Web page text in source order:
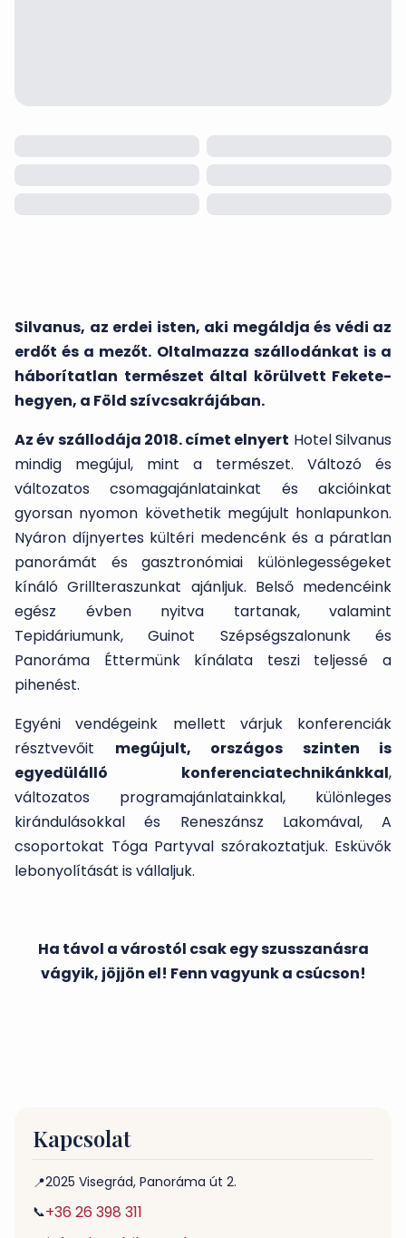
Silvanus, az erdei isten, aki megáldja és védi az
erdőt és a mezőt. Oltalmazza szállodánkat is a
háborítatlan természet által körülvett Fekete-
hegyen, a Föld szívcsakrájában.
Az év szállodája 2018. címet elnyert Hotel Silvanus
mindig megújul, mint a természet. Változó és
változatos csomagajánlatainkat és akcióinkat
gyorsan nyomon követhetik megújult honlapunkon.
Nyáron díjnyertes kültéri medencénk és a páratlan
panorámát és gasztronómiai különlegességeket
kínáló Grillteraszunkat ajánljuk. Belső medencéink
egész évben nyitva tartanak, valamint
Tepidáriumunk, Guinot Szépségszalonunk és
Panoráma Éttermünk kínálata teszi teljessé a
pihenést.
Egyéni vendégeink mellett várjuk konferenciák
résztvevőit megújult, országos szinten is
egyedülálló konferenciatechnikánkkal,
változatos programajánlatainkkal, különleges
kirándulásokkal és Reneszánsz Lakomával, A
csoportokat Tóga Partyval szórakoztatjuk. Esküvők
lebonyolítását is vállaljuk.
Ha távol a várostól csak egy szusszanásra
vágyik, jöjjön el! Fenn vagyunk a csúcson!
Kapcsolat
📍2025 Visegrád, Panoráma út 2.
📞+36 26 398 311